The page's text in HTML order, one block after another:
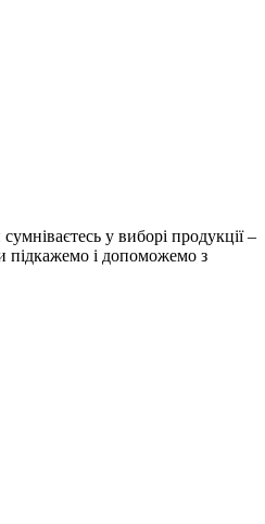
у виборі продукції –
підкажемо і допоможемо з